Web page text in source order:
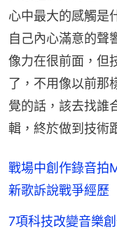
心中最大的感觸是
自己內心滿意的聲
像力在很前面，但
了，不用像以前那
覺的話，該去找誰
輯，終於做到技術
戰場中創作錄音
新歌訴說戰爭經歷
7項科技改變音樂